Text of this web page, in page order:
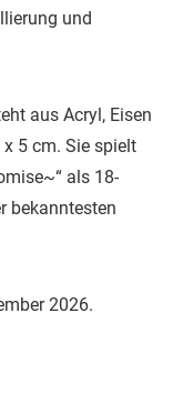
und
aus Acryl, Eisen
5 cm. Sie spielt
als 18-
bekanntesten
2026.